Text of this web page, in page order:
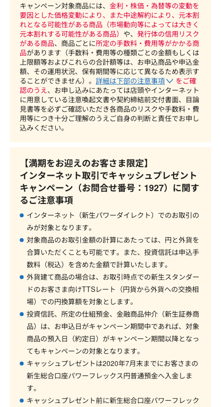
キャンペーン対象商品には、 金利・株価・為替等の変動を
要因とした価格変動により、また中途解約により、元本割
れとなる可能性がある商品（市場動向等によっては大きく
元本割れする可能性がある商品） や、 発行体の信用リスク
がある商品、商品ごとに所定の手数料・費用等がかかる商
品があります（手数料・費用等の種類ごとの金額もしくは
上限額等およびこれらの合計額等は、お申込商品や申込金
額、その運用状況、保有期間等に応じて異なるため表示す
ることができません）。 詳細は下部の注意事項
をご確
認のうえ、お申し込みにあたっては店頭やインターネット
に用意している注意喚起文書や契約締結前交付書面、目論
見書等を必ずご確認いただき各商品のリスクや手数料・費
用等につき十分ご理解のうえご自身の判断と責任でお申し
込みください。
【満期をお迎えのお客さま限定】
インターネット取引でキャッシュプレゼント
キャンペーン（お問合せ番号：1927）に関す
るご注意事項
インターネット（新生パワーダイレクト）でのお取引の
みが対象となります。
対象商品のお取引金額の計算にあたっては、円と外貨を
合算いただくことも可能です。また、投資信託は申込手
数料（税込）を含めた金額で計算いたします。
外貨建て商品の場合は、お取引時点での新生スタンダー
ドのお客さま向けTTSレート（円貨から外貨への交換相
場）での円換算額を対象とします。
投資信託、所定の仕組預金、金融商品仲介（新生証券商
品）は、お申込日がキャンペーン期間中であれば、対象
商品の預入日（約定日）がキャンペーン期間以降となっ
てもキャンペーンの対象となります。
キャッシュプレゼントは2020年7月末までにお客さまの
新生総合口座パワーフレックス円普通預金へ入金しま
す。
キャッシュプレゼント前に新生総合口座パワーフレック